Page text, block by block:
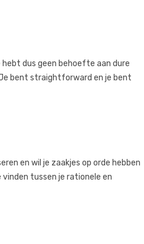
dus geen behoefte aan dure
bent straightforward en je bent
en wil je zaakjes op orde hebben
vinden tussen je rationele en